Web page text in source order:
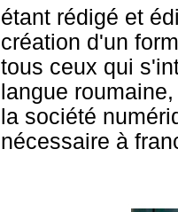
étant rédigé et
création d'un
tous ceux qui
langue
la société
nécessaire à